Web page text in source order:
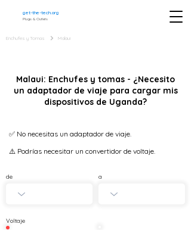
get-the-tech.org
Plugs & Outlets
Enchufes y Tomas Malaui
Malaui: Enchufes y tomas - ¿Necesito
un adaptador de viaje para cargar mis
dispositivos de Uganda?
✅ No necesitas un adaptador de viaje.
⚠️ Podrías necesitar un convertidor de voltaje.
de a
Voltaje